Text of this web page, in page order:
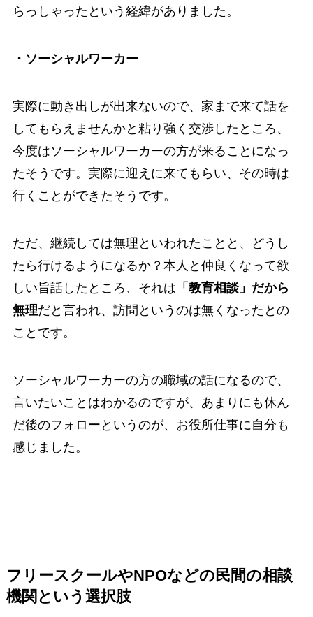
らっしゃったという経緯がありました。
・ソーシャルワーカー
実際に動き出しが出来ないので、家まで来て話を
してもらえませんかと粘り強く交渉したところ、
今度はソーシャルワーカーの方が来ることになっ
たそうです。実際に迎えに来てもらい、その時は
行くことができたそうです。
ただ、継続しては無理といわれたことと、どうし
たら行けるようになるか？本人と仲良くなって欲
しい旨話したところ、それは 「教育相談」だから
無理だと言われ、訪問というのは無くなったとの
ことです。
ソーシャルワーカーの方の職域の話になるので、
言いたいことはわかるのですが、あまりにも休ん
だ後のフォローというのが、お役所仕事に自分も
感じました。
フリースクールやNPOなどの民間の相談
機関という選択肢